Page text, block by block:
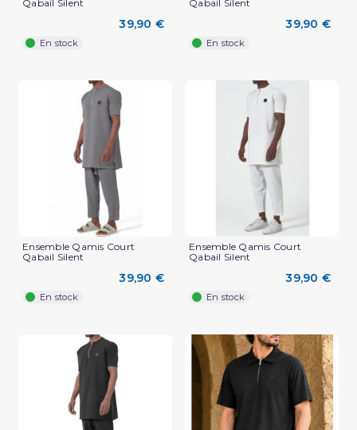
Qabail Silent
39,90 €
En stock
Qabail Silent
39,90 €
En stock
Ensemble Qamis Court
Qabail Silent
39,90 €
En stock
Ensemble Qamis Court
Qabail Silent
39,90 €
En stock